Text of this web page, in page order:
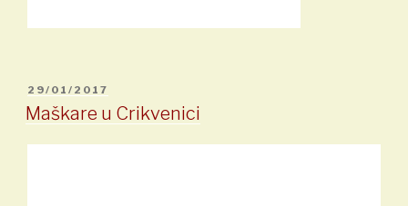
OBJAVLJENO
29/01/2017
Maškare u Crikvenici